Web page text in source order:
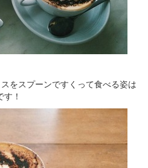
をスプーンですくって食べる姿は
！